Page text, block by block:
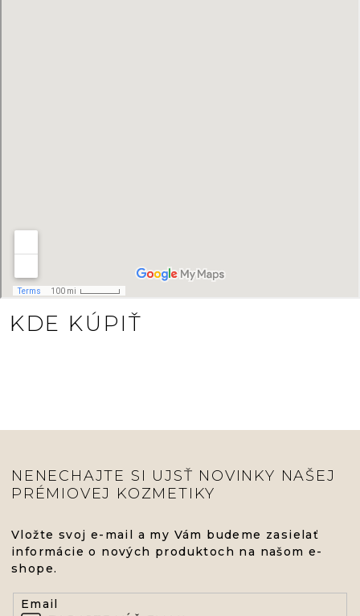
KDE KÚPIŤ
NENECHAJTE SI UJSŤ NOVINKY NAŠEJ
PRÉMIOVEJ KOZMETIKY
Vložte svoj e-mail a my Vám budeme zasielať
informácie o nových produktoch na našom e-
shope.
Email